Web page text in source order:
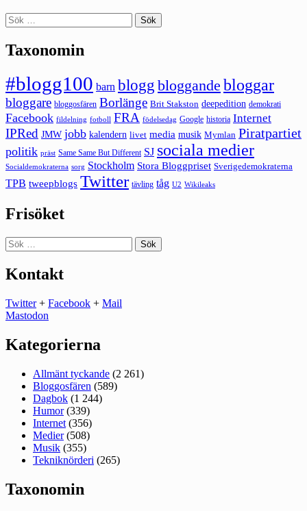
Sök
efter:
Taxonomin
#blogg100 barn blogg bloggande bloggar
bloggare bloggosfären Borlänge Brit Stakston deepedition demokrati
Facebook fildelning fotboll FRA födelsedag Google historia Internet
IPRed JMW jobb kalendern livet media musik Mymlan Piratpartiet
politik präst Same Same But Different SJ sociala medier
Socialdemokraterna sorg Stockholm Stora Bloggpriset Sverigedemokraterna
TPB tweepblogs Twitter tävling tåg U2 Wikileaks
Frisöket
Sök
efter:
Kontakt
Twitter+ Facebook + Mail
Mastodon
Kategorierna
Allmänt tyckande (2 261)
Bloggosfären (589)
Dagbok (1 244)
Humor(339)
Internet (356)
Medier(508)
Musik (355)
Tekniknörderi (265)
Taxonomin